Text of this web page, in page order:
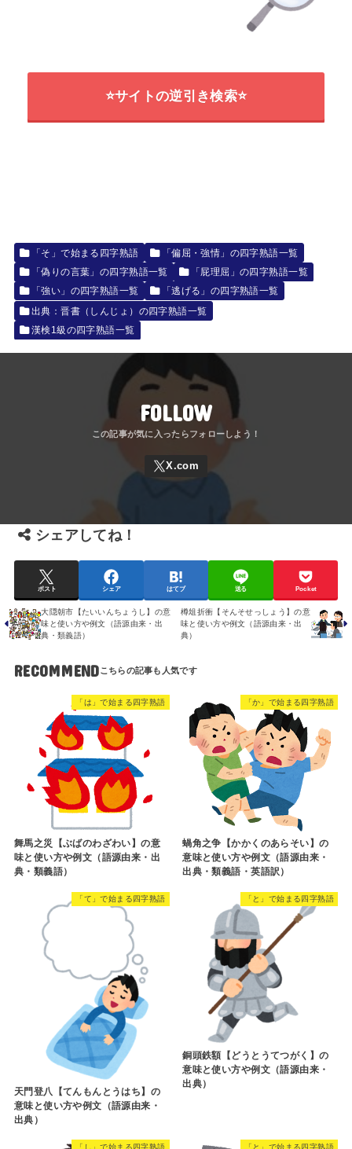
⭐サイトの逆引き検索⭐
「そ」で始まる四字熟語
「偏屈・強情」の四字熟語一覧
「偽りの言葉」の四字熟語一覧
「屁理屈」の四字熟語一覧
「強い」の四字熟語一覧
「逃げる」の四字熟語一覧
出典：晋書（しんじょ）の四字熟語一覧
漢検1級の四字熟語一覧
FOLLOW
シェアしてね！
ポスト シェア はてブ 送る Pocket
大隠朝市【たいいんちょうし】の意
味と使い方や例文（語源由来・出
典・類義語）
樽俎折衝【そんそせっしょう】の意
味と使い方や例文（語源由来・出
典）
RECOMMEND
「は」で始まる四字熟語
舞馬之災【ぶばのわざわい】の意
味と使い方や例文（語源由来・出
典・類義語）
「か」で始まる四字熟語
蝸角之争【かかくのあらそい】の
意味と使い方や例文（語源由来・
出典・類義語・英語訳）
「て」で始まる四字熟語
天門登八【てんもんとうはち】の
意味と使い方や例文（語源由来・
出典）
「と」で始まる四字熟語
銅頭鉄額【どうとうてつがく】の
意味と使い方や例文（語源由来・
出典）
「し」で始まる四字熟語 「と」で始まる四字熟語